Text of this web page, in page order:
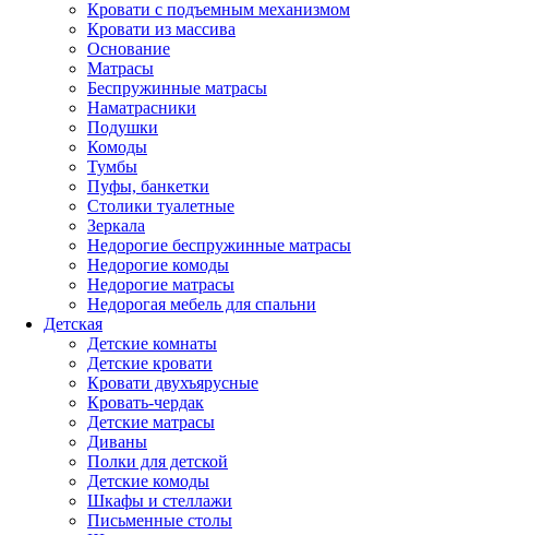
Кровати с подъемным механизмом
Кровати из массива
Основание
Матрасы
Беспружинные матрасы
Наматрасники
Подушки
Комоды
Тумбы
Пуфы, банкетки
Столики туалетные
Зеркала
Недорогие беспружинные матрасы
Недорогие комоды
Недорогие матрасы
Недорогая мебель для спальни
Детская
Детские комнаты
Детские кровати
Кровати двухъярусные
Кровать-чердак
Детские матрасы
Диваны
Полки для детской
Детские комоды
Шкафы и стеллажи
Письменные столы